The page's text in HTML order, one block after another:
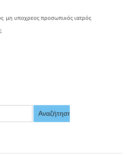
μη υποχρεος προσωπικός ιατρός